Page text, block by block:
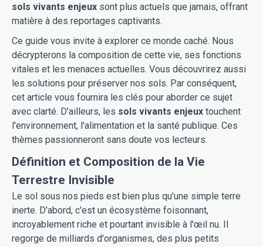
sols vivants enjeux sont plus actuels que jamais, offrant
matière à des reportages captivants.
Ce guide vous invite à explorer ce monde caché. Nous
décrypterons la composition de cette vie, ses fonctions
vitales et les menaces actuelles. Vous découvrirez aussi
les solutions pour préserver nos sols. Par conséquent,
cet article vous fournira les clés pour aborder ce sujet
avec clarté. D'ailleurs, les sols vivants enjeux touchent
l'environnement, l'alimentation et la santé publique. Ces
thèmes passionneront sans doute vos lecteurs.
Définition et Composition de la Vie
Terrestre Invisible
Le sol sous nos pieds est bien plus qu'une simple terre
inerte. D'abord, c'est un écosystème foisonnant,
incroyablement riche et pourtant invisible à l'œil nu. Il
regorge de milliards d'organismes, des plus petits